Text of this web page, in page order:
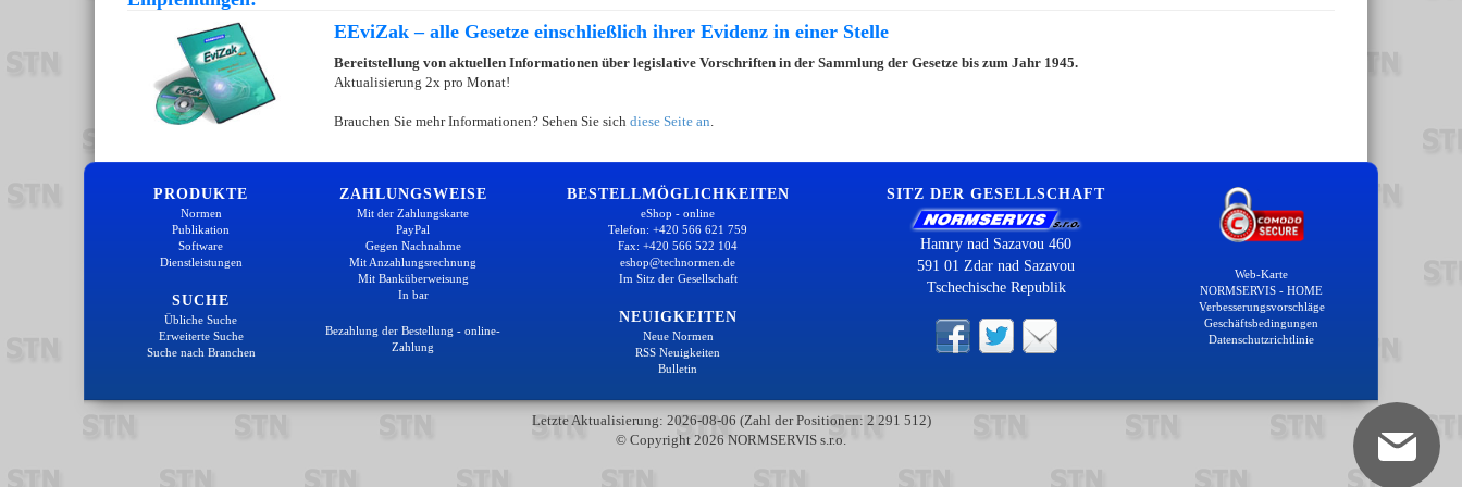
EEviZak – alle Gesetze einschließlich ihrer Evidenz in einer Stelle
Bereitstellung von aktuellen Informationen über legislative Vorschriften in der Sammlung der Gesetze bis zum Jahr 1945.
Aktualisierung 2x pro Monat!
Brauchen Sie mehr Informationen? Sehen Sie sich diese Seite an.
PRODUKTE
Normen
Publikation
Software
Dienstleistungen
SUCHE
Übliche Suche
Erweiterte Suche
Suche nach Branchen
ZAHLUNGSWEISE
Mit der Zahlungskarte
PayPal
Gegen Nachnahme
Mit Anzahlungsrechnung
Mit Banküberweisung
In bar
Bezahlung der Bestellung - online-
Zahlung
BESTELLMÖGLICHKEITEN
eShop - online
Telefon: +420 566 621 759
Fax: +420 566 522 104
eshop@technormen.de
Im Sitz der Gesellschaft
NEUIGKEITEN
Neue Normen
RSS Neuigkeiten
Bulletin
SITZ DER GESELLSCHAFT
Hamry nad Sazavou 460
591 01 Zdar nad Sazavou
Tschechische Republik
Web-Karte
NORMSERVIS - HOME
Verbesserungsvorschläge
Geschäftsbedingungen
Datenschutzrichtlinie
Letzte Aktualisierung: 2026-08-06 (Zahl der Positionen: 2 291 512)
© Copyright 2026 NORMSERVIS s.r.o.